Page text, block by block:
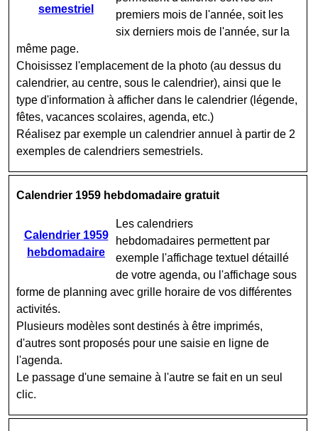
semestriel
premiers mois de l'année, soit les
six derniers mois de l'année, sur la
même page.
Choisissez l'emplacement de la photo (au dessus du
calendrier, au centre, sous le calendrier), ainsi que le
type d'information à afficher dans le calendrier (légende,
fêtes, vacances scolaires, agenda, etc.)
Réalisez par exemple un calendrier annuel à partir de 2
exemples de calendriers semestriels.
Calendrier 1959 hebdomadaire gratuit
Calendrier 1959
hebdomadaire
Les calendriers
hebdomadaires permettent par
exemple l'affichage textuel détaillé
de votre agenda, ou l'affichage sous
forme de planning avec grille horaire de vos différentes
activités.
Plusieurs modèles sont destinés à être imprimés,
d'autres sont proposés pour une saisie en ligne de
l'agenda.
Le passage d'une semaine à l'autre se fait en un seul
clic.